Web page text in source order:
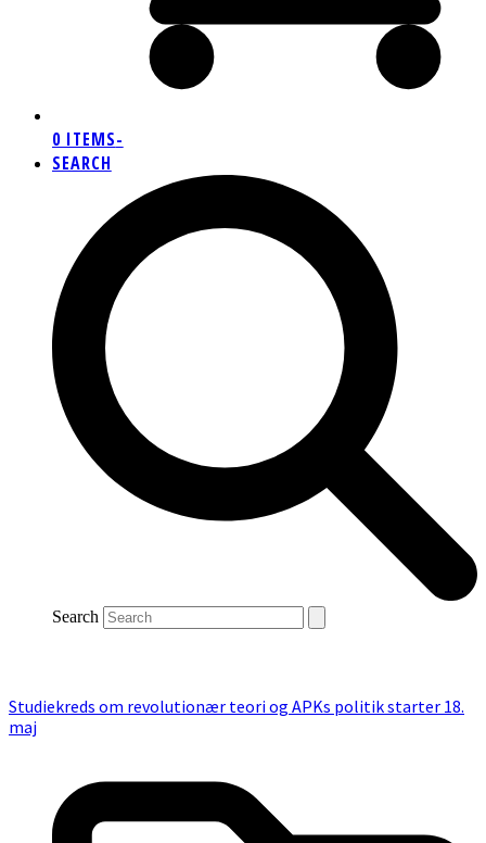
0 ITEMS-
SEARCH
Search
Studiekreds om revolutionær teori og APKs politik starter 18.
maj